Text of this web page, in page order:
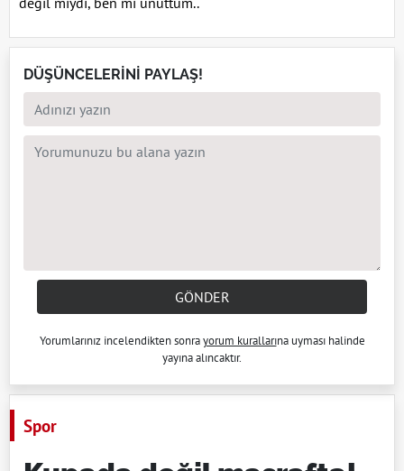
DÜŞÜNCELERİNİ PAYLAŞ!
GÖNDER
Yorumlarınız incelendikten sonrayorum kurallarına uyması halinde
yayına alıncaktır.
Spor